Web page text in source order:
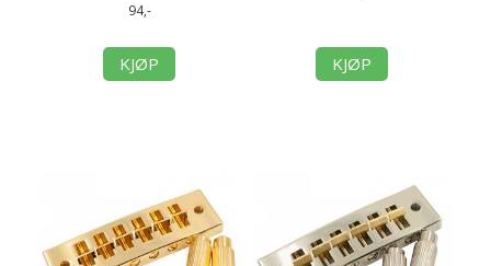
94,-
KJØP KJØP